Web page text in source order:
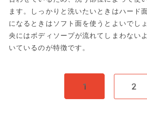
ます。しっかりと洗いたいときはハード
になるときはソフト面を使うとよいでし
央にはボディソープが流れてしまわない
いているのが特徴です。
1 2